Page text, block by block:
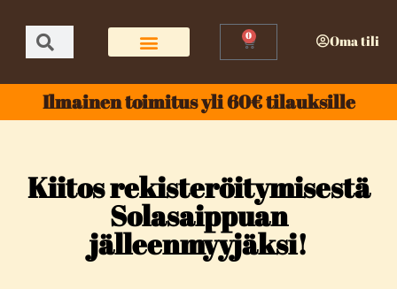
0 Oma tili
Ilmainen toimitus yli 60€ tilauksille
Kiitos rekisteröitymisestä
Solasaippuan
jälleenmyyjäksi!